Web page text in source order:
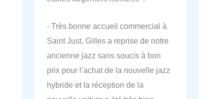
- Très bonne accueil commercial à
Saint Just, Gilles a reprise de notre
ancienne jazz sans soucis à bon
prix pour l’achat de la nouvelle jazz
hybride et la réception de la